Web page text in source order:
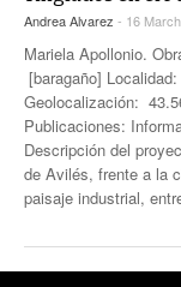
Andrea Alvarez - 16
Mariela Apollonio.
[baragaño]
Geolocalización:
Publicaciones:
Descripción del
de Avilés, frente a la
paisaje industrial,